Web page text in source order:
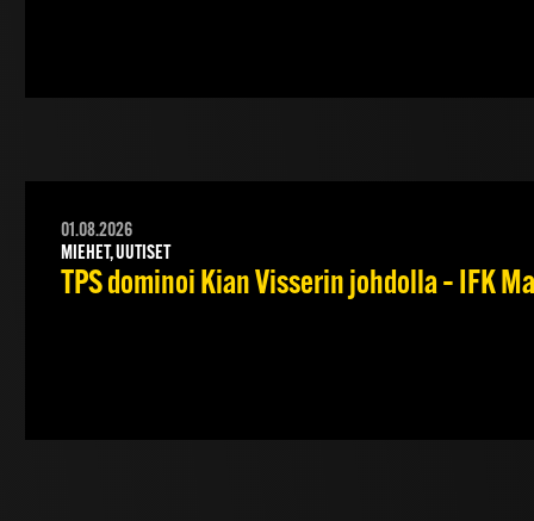
01.08.2026
MIEHET, UUTISET
TPS dominoi Kian Visserin johdolla – IFK